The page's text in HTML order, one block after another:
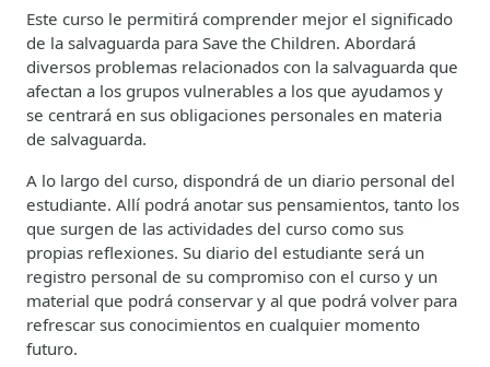
Este curso le permitirá comprender mejor el significado
de la salvaguarda para Save the Children. Abordará
diversos problemas relacionados con la salvaguarda que
afectan a los grupos vulnerables a los que ayudamos y
se centrará en sus obligaciones personales en materia
de salvaguarda.
A lo largo del curso, dispondrá de un diario personal del
estudiante. Allí podrá anotar sus pensamientos, tanto los
que surgen de las actividades del curso como sus
propias reflexiones. Su diario del estudiante será un
registro personal de su compromiso con el curso y un
material que podrá conservar y al que podrá volver para
refrescar sus conocimientos en cualquier momento
futuro.